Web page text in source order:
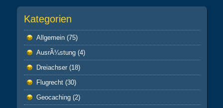
Kategorien
Allgemein(75)
AusrÃ¼stung(4)
Dreiachser(18)
Flugrecht(30)
Geocaching(2)